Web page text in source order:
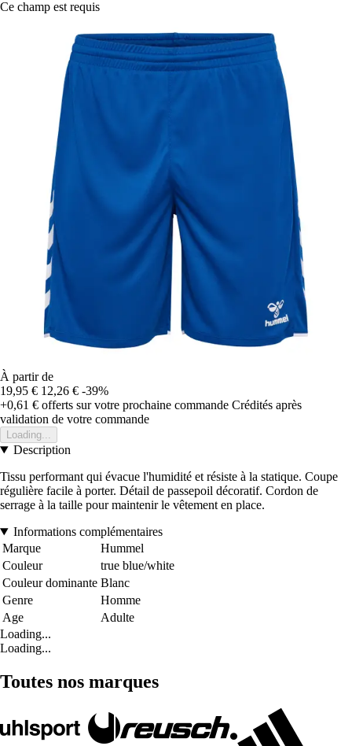
Ce champ est requis
À partir de
19,95 € 12,26 € -39%
+0,61 € offerts sur votre prochaine commande Crédités après
validation de votre commande
Loading...
Description
Tissu performant qui évacue l'humidité et résiste à la statique. Coupe
régulière facile à porter. Détail de passepoil décoratif. Cordon de
serrage à la taille pour maintenir le vêtement en place.
Informations complémentaires
Marque
Hummel
Couleur
true blue/white
Couleur dominante Blanc
Genre
Homme
Age
Adulte
Loading...
Loading...
Toutes nos marques